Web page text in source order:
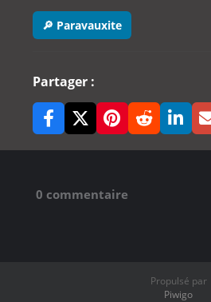
🔎 Paravauxite
Partager :
0 commentaire
Propulsé par
Piwigo